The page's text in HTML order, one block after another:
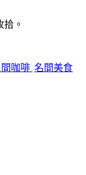
。
咖啡 名間美食